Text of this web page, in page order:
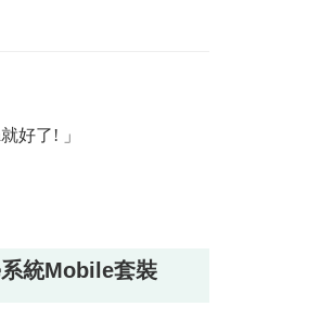
好了! 」
統Mobile套裝